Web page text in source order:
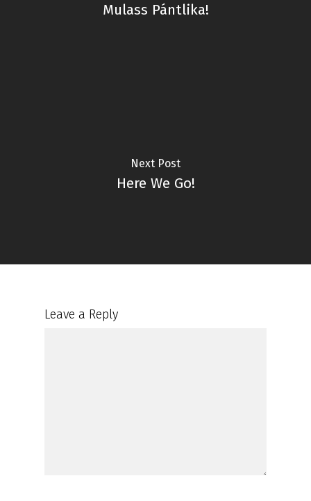
Mulass Pántlika!
Next Post
Here We Go!
Leave a Reply